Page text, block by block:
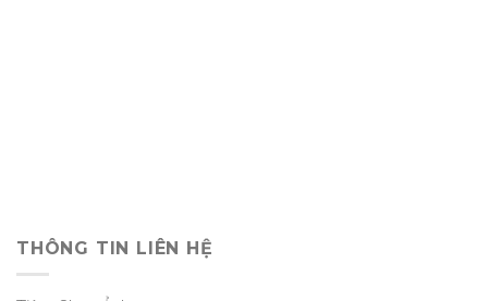
THÔNG TIN LIÊN HỆ